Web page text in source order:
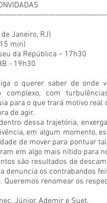
Janeiro, RJ)
min)
da República – 17h30
- 19h30
o querer saber de onde
complexo, com
para o que trará motivo
de agir.
dessa trajetória,
em algum momento,
de mover para pontuar
em algo mais nítido para
são resultados de
denuncia os contrabandos
Queremos renomear os